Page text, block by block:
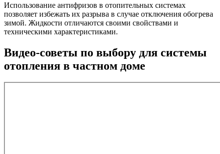
Использование антифризов в отопительных системах
позволяет избежать их разрыва в случае отключения обогрева
зимой. Жидкости отличаются своими свойствами и
техническими характеристиками.
Видео-советы по выбору для системы
отопления в частном доме